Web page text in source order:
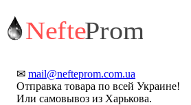
✉ mail@nefteprom.com.ua
Отправка товара по всей Украине!
Или самовывоз из Харькова.